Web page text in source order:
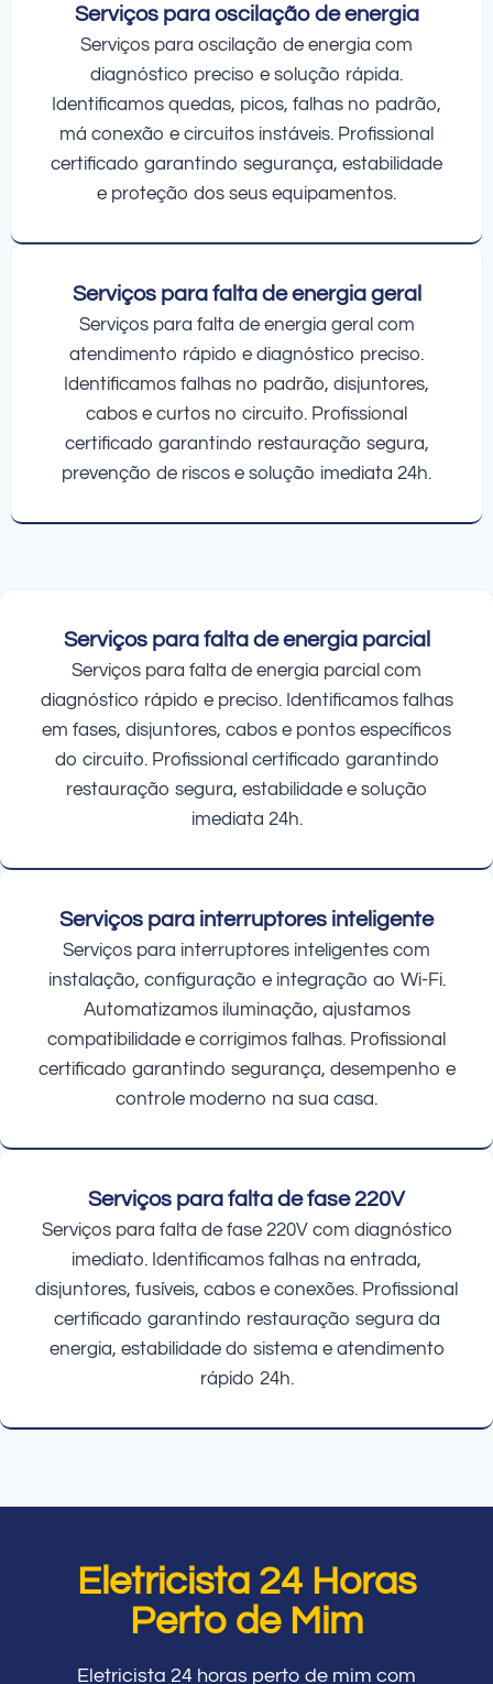
Serviços para oscilação de energia
Serviços para oscilação de energia com
diagnóstico preciso e solução rápida.
Identificamos quedas, picos, falhas no padrão,
má conexão e circuitos instáveis. Profissional
certificado garantindo segurança, estabilidade
e proteção dos seus equipamentos.
Serviços para falta de energia geral
Serviços para falta de energia geral com
atendimento rápido e diagnóstico preciso.
Identificamos falhas no padrão, disjuntores,
cabos e curtos no circuito. Profissional
certificado garantindo restauração segura,
prevenção de riscos e solução imediata 24h.
Serviços para falta de energia parcial
Serviços para falta de energia parcial com
diagnóstico rápido e preciso. Identificamos falhas
em fases, disjuntores, cabos e pontos específicos
do circuito. Profissional certificado garantindo
restauração segura, estabilidade e solução
imediata 24h.
Serviços para interruptores inteligente
Serviços para interruptores inteligentes com
instalação, configuração e integração ao Wi-Fi.
Automatizamos iluminação, ajustamos
compatibilidade e corrigimos falhas. Profissional
certificado garantindo segurança, desempenho e
controle moderno na sua casa.
Serviços para falta de fase 220V
Serviços para falta de fase 220V com diagnóstico
imediato. Identificamos falhas na entrada,
disjuntores, fusíveis, cabos e conexões. Profissional
certificado garantindo restauração segura da
energia, estabilidade do sistema e atendimento
rápido 24h.
Eletricista 24 Horas
Perto de Mim
Eletricista 24 horas perto de mim com